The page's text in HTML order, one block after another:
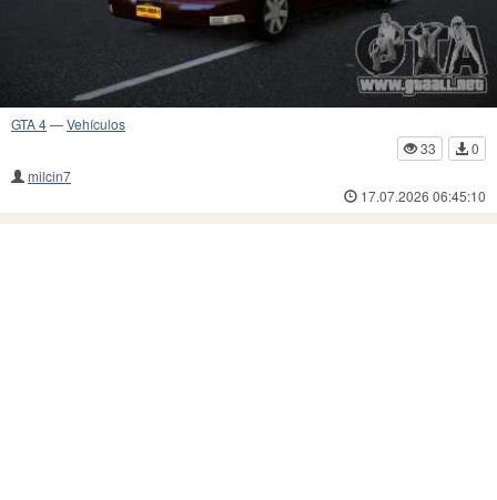
GTA 4—Vehículos
33
0
milcin7
17.07.2026 06:45:10